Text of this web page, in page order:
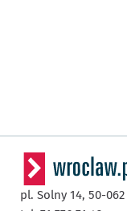
pl. Solny 14, 50-062